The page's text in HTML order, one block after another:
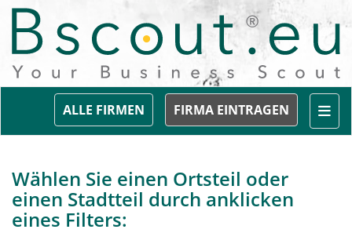
FIRMA EINTRAGEN
ALLE FIRMEN
Wählen Sie einen Ortsteil oder
einen Stadtteil durch anklicken
eines Filters: